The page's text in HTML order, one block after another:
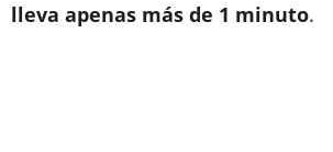
lleva apenas más de 1 minuto.